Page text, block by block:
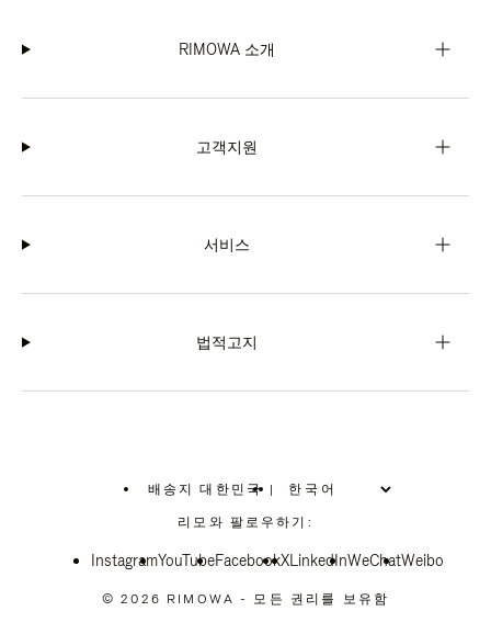
RIMOWA 소개
고객지원
서비스
법적고지
배송지 대한민국
위
치
선
십
|
리모와 팔로우하기:
InstagramYouTubeFacebookXLinkedInWeChatWeibo
© 2026 RIMOWA - 모든 권리를 보유함